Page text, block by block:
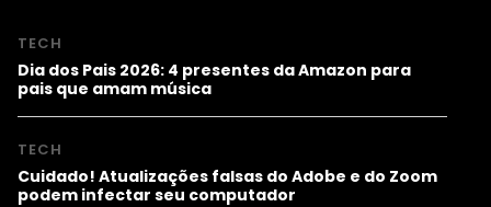
TECH
Dia dos Pais 2026: 4 presentes da Amazon para
pais que amam música
TECH
Cuidado! Atualizações falsas do Adobe e do Zoom
podem infectar seu computador